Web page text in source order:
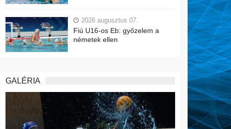
2026 augusztus 07.
Fiú U16-os Eb: győzelem a
németek ellen
GALÉRIA